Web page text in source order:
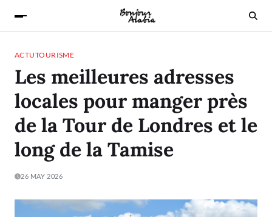
ACTUTOURISME
Les meilleures adresses
locales pour manger près
de la Tour de Londres et le
long de la Tamise
26 MAY 2026